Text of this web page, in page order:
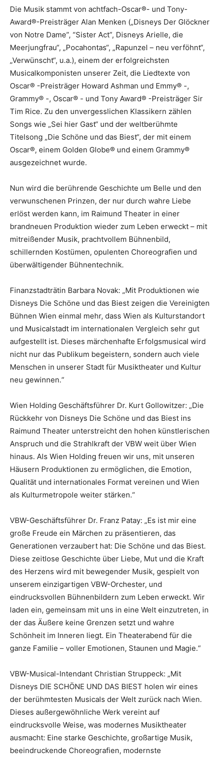
Die Musik stammt von achtfach-Oscar®- und Tony-
Award®-Preisträger Alan Menken („Disneys Der Glöckner
von Notre Dame”, “Sister Act”, Disneys Arielle, die
Meerjungfrau“, „Pocahontas“, „Rapunzel – neu verföhnt“,
„Verwünscht“, u.a.), einem der erfolgreichsten
Musicalkomponisten unserer Zeit, die Liedtexte von
Oscar® -Preisträger Howard Ashman und Emmy® -,
Grammy® -, Oscar® - und Tony Award® -Preisträger Sir
Tim Rice. Zu den unvergesslichen Klassikern zählen
Songs wie „Sei hier Gast“ und der weltberühmte
Titelsong „Die Schöne und das Biest“, der mit einem
Oscar®, einem Golden Globe® und einem Grammy®
ausgezeichnet wurde.
Nun wird die berührende Geschichte um Belle und den
verwunschenen Prinzen, der nur durch wahre Liebe
erlöst werden kann, im Raimund Theater in einer
brandneuen Produktion wieder zum Leben erweckt – mit
mitreißender Musik, prachtvollem Bühnenbild,
schillernden Kostümen, opulenten Choreografien und
überwältigender Bühnentechnik.
Finanzstadträtin Barbara Novak: „Mit Produktionen wie
Disneys Die Schöne und das Biest zeigen die Vereinigten
Bühnen Wien einmal mehr, dass Wien als Kulturstandort
und Musicalstadt im internationalen Vergleich sehr gut
aufgestellt ist. Dieses märchenhafte Erfolgsmusical wird
nicht nur das Publikum begeistern, sondern auch viele
Menschen in unserer Stadt für Musiktheater und Kultur
neu gewinnen.“
Wien Holding Geschäftsführer Dr. Kurt Gollowitzer: „Die
Rückkehr von Disneys Die Schöne und das Biest ins
Raimund Theater unterstreicht den hohen künstlerischen
Anspruch und die Strahlkraft der VBW weit über Wien
hinaus. Als Wien Holding freuen wir uns, mit unseren
Häusern Produktionen zu ermöglichen, die Emotion,
Qualität und internationales Format vereinen und Wien
als Kulturmetropole weiter stärken.“
VBW-Geschäftsführer Dr. Franz Patay: „Es ist mir eine
große Freude ein Märchen zu präsentieren, das
Generationen verzaubert hat: Die Schöne und das Biest.
Diese zeitlose Geschichte über Liebe, Mut und die Kraft
des Herzens wird mit bewegender Musik, gespielt von
unserem einzigartigen VBW-Orchester, und
eindrucksvollen Bühnenbildern zum Leben erweckt. Wir
laden ein, gemeinsam mit uns in eine Welt einzutreten, in
der das Äußere keine Grenzen setzt und wahre
Schönheit im Inneren liegt. Ein Theaterabend für die
ganze Familie – voller Emotionen, Staunen und Magie.“
VBW-Musical-Intendant Christian Struppeck: „Mit
Disneys DIE SCHÖNE UND DAS BIEST holen wir eines
der berühmtesten Musicals der Welt zurück nach Wien.
Dieses außergewöhnliche Werk vereint auf
eindrucksvolle Weise, was modernes Musiktheater
ausmacht: Eine starke Geschichte, großartige Musik,
beeindruckende Choreografien, modernste